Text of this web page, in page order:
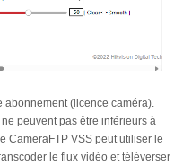
abonnement (licence caméra).
peuvent pas être inférieurs à
CameraFTP VSS peut utiliser le
le flux vidéo et téléverser